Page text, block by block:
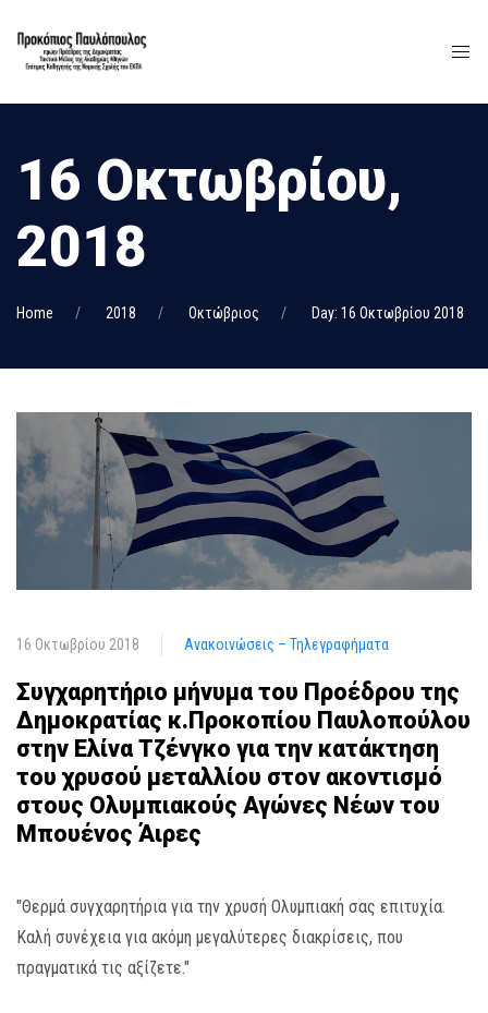
16 Οκτωβρίου,
2018
Home 2018 Οκτώβριος Day: 16 Οκτωβρίου 2018
16 Οκτωβρίου 2018 Ανακοινώσεις – Τηλεγραφήματα
Συγχαρητήριο μήνυμα του Προέδρου της
Δημοκρατίας κ.Προκοπίου Παυλοπούλου
στην Ελίνα Τζένγκο για την κατάκτηση
του χρυσού μεταλλίου στον ακοντισμό
στους Ολυμπιακούς Αγώνες Νέων του
Μπουένος Άιρες
"Θερμά συγχαρητήρια για την χρυσή Ολυμπιακή σας επιτυχία.
Καλή συνέχεια για ακόμη μεγαλύτερες διακρίσεις, που
πραγματικά τις αξίζετε."